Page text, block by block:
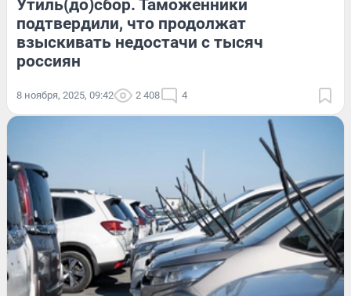
Утиль(до)сбор. Таможенники
подтвердили, что продолжат
взыскивать недостачи с тысяч
россиян
8 ноября, 2025, 09:42 2 408 4